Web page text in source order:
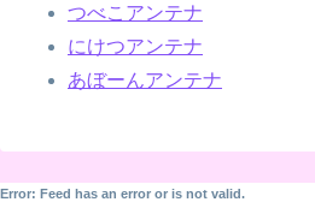
つべこアンテナ
にけつアンテナ
あぼーんアンテナ
Error: Feed has an error or is not valid.